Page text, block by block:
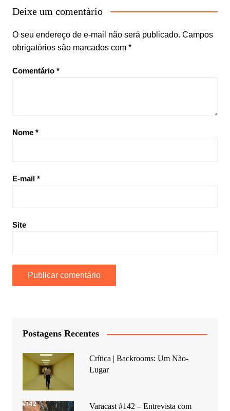
Deixe um comentário
O seu endereço de e-mail não será publicado. Campos
obrigatórios são marcados com *
Comentário *
Nome *
E-mail *
Site
Postagens Recentes
Crítica | Backrooms: Um Não-
Lugar
Varacast #142 – Entrevista com